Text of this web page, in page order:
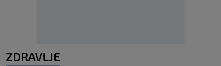
ZDRAVLJE